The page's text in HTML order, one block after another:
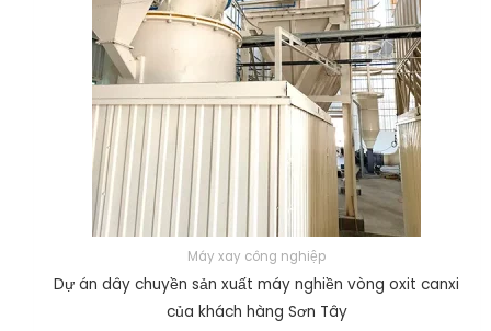
Máy xay công nghiệp
Dự án dây chuyền sản xuất máy nghiền vòng oxit canxi
của khách hàng Sơn Tây